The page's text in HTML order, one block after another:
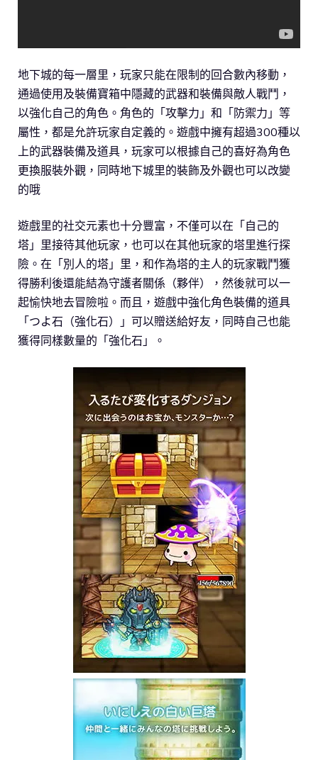
地下城的每一層里，玩家只能在限制的回合數內移動，
通過使用及裝備寶箱中隱藏的武器和裝備與敵人戰鬥，
以強化自己的角色。角色的「攻擊力」和「防禦力」等
屬性，都是允許玩家自定義的。遊戲中擁有超過300種以
上的武器裝備及道具，玩家可以根據自己的喜好為角色
更換服裝外觀，同時地下城里的裝飾及外觀也可以改變
的哦
遊戲里的社交元素也十分豐富，不僅可以在「自己的
塔」里接待其他玩家，也可以在其他玩家的塔里進行探
險。在「別人的塔」里，和作為塔的主人的玩家戰鬥獲
得勝利後還能結為守護者關係（夥伴），然後就可以一
起愉快地去冒險啦。而且，遊戲中強化角色裝備的道具
「つよ石（強化石）」可以贈送給好友，同時自己也能
獲得同樣數量的「強化石」。